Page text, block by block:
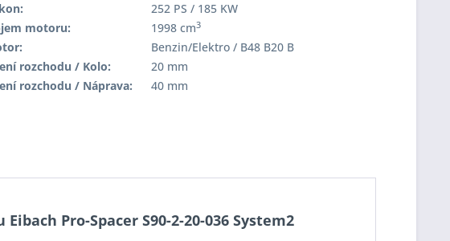
252 PS / 185 KW
motoru:
1998 cm3
Benzin/Elektro / B48 B20 B
rozchodu / Kolo:
20 mm
rozchodu / Náprava:
40 mm
Pro-Spacer S90-2-20-036 System2